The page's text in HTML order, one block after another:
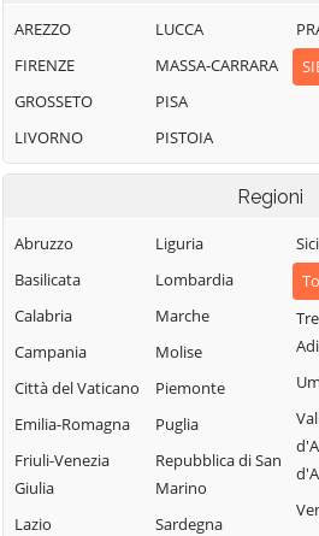
Terme
Chiusdino
Chiusi
Colle di Val d'Elsa
Radicofani
AREZZO
FIRENZE
GROSSETO
LIVORNO
LUCCA
MASSA-CARRARA
PISA
PISTOIA
Regioni
Abruzzo
Basilicata
Calabria
Campania
Città del Vaticano
Emilia-Romagna
Friuli-Venezia
Giulia
Lazio
Liguria
Lombardia
Marche
Molise
Piemonte
Puglia
Repubblica di San
Marino
Sardegna